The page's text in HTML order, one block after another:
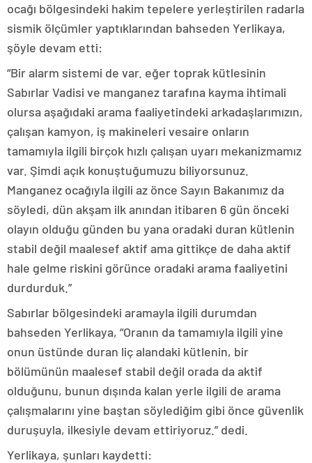
ocağı bölgesindeki hakim tepelere yerleştirilen radarla
sismik ölçümler yaptıklarından bahseden Yerlikaya,
şöyle devam etti:
“Bir alarm sistemi de var. eğer toprak kütlesinin
Sabırlar Vadisi ve manganez tarafına kayma ihtimali
olursa aşağıdaki arama faaliyetindeki arkadaşlarımızın,
çalışan kamyon, iş makineleri vesaire onların
tamamıyla ilgili birçok hızlı çalışan uyarı mekanizmamız
var. Şimdi açık konuştuğumuzu biliyorsunuz.
Manganez ocağıyla ilgili az önce Sayın Bakanımız da
söyledi, dün akşam ilk anından itibaren 6 gün önceki
olayın olduğu günden bu yana oradaki duran kütlenin
stabil değil maalesef aktif ama gittikçe de daha aktif
hale gelme riskini görünce oradaki arama faaliyetini
durdurduk.”
Sabırlar bölgesindeki aramayla ilgili durumdan
bahseden Yerlikaya, “Oranın da tamamıyla ilgili yine
onun üstünde duran liç alandaki kütlenin, bir
bölümünün maalesef stabil değil orada da aktif
olduğunu, bunun dışında kalan yerle ilgili de arama
çalışmalarını yine baştan söylediğim gibi önce güvenlik
duruşuyla, ilkesiyle devam ettiriyoruz.” dedi.
Yerlikaya, şunları kaydetti: